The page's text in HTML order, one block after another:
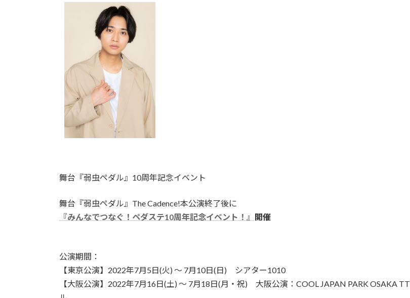
舞台『弱虫ペダル』 10周年記念イベント
舞台『弱虫ペダル』 The Cadence!本公演終了後に
『みんなでつなぐ！ペダステ10周年記念イベント！』
開催
公演期間：
【東京公演】 2022年7月5日(火) ～ 7月10日(日) シアター1010
【大阪公演】 2022年7月16日(土) ～ 7月18日(月・祝) 大阪公演： COOL JAPAN PARK OSAKA TT